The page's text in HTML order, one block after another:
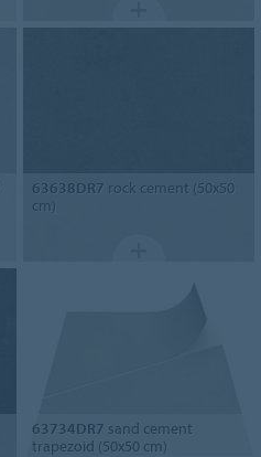
63638DR7 rock cement (50x50
cm)
63734DR7 sand cement
trapezoid (50x50 cm)